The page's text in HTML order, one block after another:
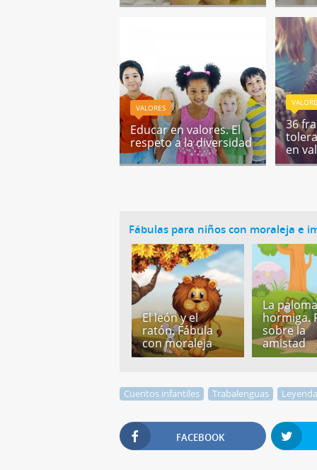
VALORES
Educar en valores. El
respeto a la diversidad
36
en
Fábulas para niños con moraleja e
El león y el
ratón. Fábula
con moraleja
La
hormiga.
sobre la
amistad
Cuentos infantiles Trabalenguas
FACEBOOK